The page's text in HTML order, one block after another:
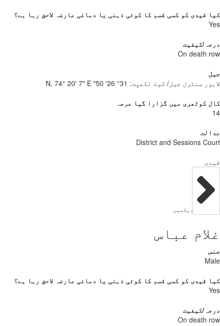
قیدی کو کسی قسم کا کوئی ذہنی یا دماغی عارضہ لاحق رہا ہے؟
کیفیت
On death
سنٹرل جیل/ کوٹ لکھپت:31° 26′ 50″ N, 74° 20′ 7″ E
کوٹھری میں گزارا گیا عرصہ
District and Sessions
دیکھیں
عباس
قیدی کو کسی قسم کا کوئی ذہنی یا دماغی عارضہ لاحق رہا ہے؟
کیفیت
On death